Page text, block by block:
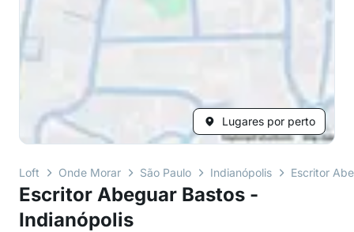
Lugares por perto
Loft Onde Morar São Paulo Indianópolis Escritor
Escritor Abeguar Bastos -
Indianópolis